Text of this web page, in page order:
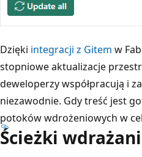
Dzięki integracji z Gitem w
stopniowe aktualizacje
deweloperzy współpracują i
niezawodnie. Gdy treść jest
potoków wdrożeniowych w
Ścieżki